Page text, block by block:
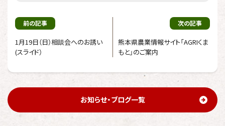
前の記事
1月19日（日）相談会へのお誘い
(スライド）
次の記事
熊本県農業情報サイト「AGRIくま
もと」のご案内
お知らせ・ブログ一覧